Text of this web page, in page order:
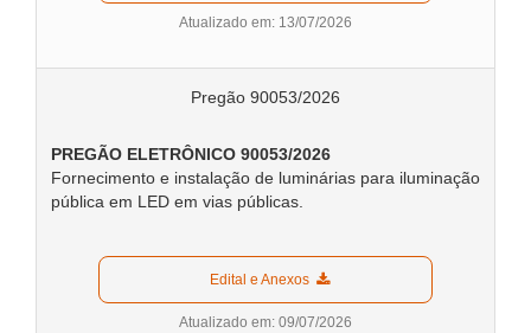
Atualizado em: 13/07/2026
Pregão 90053/2026
PREGÃO ELETRÔNICO 90053/2026
Fornecimento e instalação de luminárias para iluminação
pública em LED em vias públicas.
  Edital e Anexos
Atualizado em: 09/07/2026